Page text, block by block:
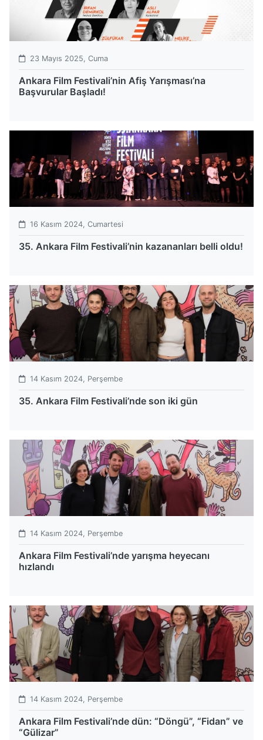
23 Mayıs 2025, Cuma
Ankara Film Festivali’nin Afiş Yarışması’na
Başvurular Başladı!
16 Kasım 2024, Cumartesi
35. Ankara Film Festivali’nin kazananları belli oldu!
14 Kasım 2024, Perşembe
35. Ankara Film Festivali’nde son iki gün
14 Kasım 2024, Perşembe
Ankara Film Festivali’nde yarışma heyecanı
hızlandı
14 Kasım 2024, Perşembe
Ankara Film Festivali’nde dün: “Döngü”, “Fidan” ve
“Gülizar”